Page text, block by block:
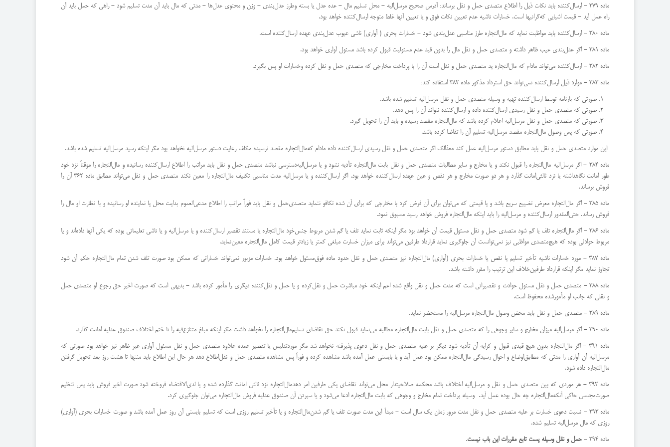
ماده 379 - ارسال‌كننده باید نكات ذیل را اطلاع متصدی حمل و نقل برساند: آدرس صحیح مرسل‌الیه - محل تسلیم مال - عده عدل یا بسته و‌طرز عدل‌بندی - وزن و محتوی عدل‌ها - مدتی كه مال باید آن مدت تسلیم شود - راهی كه حمل باید آن
راه عمل آید - قیمت اشیایی كه‌گرانبها است. ‌خسارات ناشیه عدم تعیین نكات فوق و یا تعیین آنها غلط متوجه ارسال‌كننده خواهد بود.
ماده 380 - ارسال‌كننده باید مواظبت نماید كه مال‌التجاره طرز مناسبی عدل‌بندی شود - خسارات بحری (‌ آواری) ناشی عیوب عدل‌بندی ‌عهده ارسال‌كننده است.
ماده 381 - اگر عدل‌بندی عیب ظاهر داشته و متصدی حمل و نقل مال را بدون قید عدم مسئولیت قبول كرده باشد مسئول آواری خواهد بود.
ماده 382 - ارسال‌كننده می‌تواند مادام كه مال‌التجاره ید متصدی حمل و نقل است آن را با پرداخت مخارجی كه متصدی حمل و نقل كرده و‌خسارات او پس بگیرد.
ماده 383 - موارد ذیل ارسال‌كننده نمی‌تواند حق استرداد مذكور ماده 382 استفاده كند:
صورتی كه بارنامه توسط ارسال‌كننده تهیه و وسیله متصدی حمل و نقل مرسل‌الیه تسلیم شده باشد.
صورتی كه متصدی حمل و نقل رسیدی ارسال‌كننده داده و ارسال‌كننده نتواند آن را پس دهد.
صورتی كه متصدی حمل و نقل مرسل‌الیه اعلام كرده باشد كه مال‌التجاره مقصد رسیده و باید آن را تحویل گیرد.
صورتی كه پس وصول مال‌التجاره مقصد مرسل‌الیه تسلیم آن را تقاضا كرده باشد.
‌ این موارد متصدی حمل و نقل باید مطابق دستور مرسل‌الیه عمل كند معذالك اگر متصدی حمل و نقل رسیدی ارسال‌كننده داده مادام كه‌مال‌التجاره مقصد نرسیده مكلف رعایت دستور مرسل‌الیه نخواهد بود مگر اینكه رسید مرسل‌الیه تسلیم شده باشد.
ماده 384 - اگر مرسل‌الیه مال‌التجاره را قبول نكند و یا مخارج و سایر مطالبات متصدی حمل و نقل بابت مال‌التجاره تأدیه نشود و یا مرسل‌الیه‌دسترسی نباشد متصدی حمل و نقل باید مراتب را اطلاع ارسال‌كننده رسانیده و مال‌التجاره را موقتاً نزد خود
طور امانت نگاهداشته یا نزد ثالثی‌امانت گذارد و هر دو صورت مخارج و هر نقص و عین عهده ارسال‌كننده خواهد بود. ‌اگر ارسال‌كننده و یا مرسل‌الیه مدت مناسبی تكلیف مال‌التجاره را معین نكند متصدی حمل و نقل می‌تواند مطابق ماده 362 آن را
فروش برساند.
ماده 385 - اگر مال‌التجاره معرض تضییع سریع باشد و یا قیمتی كه می‌توان برای آن فرض كرد با مخارجی كه برای آن شده تكافو ننماید متصدی‌حمل و نقل باید فوراً مراتب را اطلاع مدعی‌العموم بدایت محل یا نماینده او رسانیده و با نظارت او مال را
فروش رساند. ‌حتی‌المقدور ارسال‌كننده و مرسل‌الیه را باید اینكه مال‌التجاره فروش خواهد رسید مسبوق نمود.
ماده 386 - اگر مال‌التجاره تلف یا گم شود متصدی حمل و نقل مسئول قیمت آن خواهد بود مگر اینكه ثابت نماید تلف یا گم شدن مربوط جنس‌خود مال‌التجاره یا مستند تقصیر ارسال‌كننده و یا مرسل‌الیه و یا ناشی تعلیماتی بوده كه یكی آنها داده‌اند و یا
مربوط حوادثی بوده كه هیچ‌متصدی مواظبی نیز نمی‌توانست آن جلوگیری نماید قرارداد طرفین می‌تواند برای میزان خسارت مبلغی كمتر یا زیادتر قیمت كامل مال‌التجاره معین‌نماید.
ماده 387 - مورد خسارات ناشیه تأخیر تسلیم یا نقص یا خسارات بحری (‌آواری) مال‌التجاره نیز متصدی حمل و نقل حدود ماده فوق‌مسئول خواهد بود. ‌خسارات مزبور نمی‌تواند خساراتی كه ممكن بود صورت تلف شدن تمام مال‌التجاره حكم آن شود
تجاوز نماید مگر اینكه قرارداد طرفین‌خلاف این ترتیب را مقرر داشته باشد.
ماده 388 - متصدی حمل و نقل مسئول حوادث و تقصیراتی است كه مدت حمل و نقل واقع شده اعم اینكه خود مباشرت حمل و نقل‌كرده و یا حمل و نقل‌كننده دیگری را مأمور كرده باشد - بدیهی است كه صورت اخیر حق رجوع او متصدی حمل
و نقلی كه جانب او مأمور‌شده محفوظ است.
ماده 389 - متصدی حمل و نقل باید محض وصول مال‌التجاره مرسل‌الیه را مستحضر نماید.
ماده 390 - اگر مرسل‌الیه میزان مخارج و سایر وجوهی را كه متصدی حمل و نقل بابت مال‌التجاره مطالبه می‌نماید قبول نكند حق تقاضای تسلیم‌مال‌التجاره را نخواهد داشت مگر اینكه مبلغ متنازع‌فیه را تا ختم اختلاف صندوق عدلیه امانت گذارد.
ماده 391 - اگر مال‌التجاره بدون هیچ قیدی قبول و كرایه آن تأدیه شود دیگر بر علیه متصدی حمل و نقل دعوی پذیرفته نخواهد شد مگر مورد‌تدلیس یا تقصیر عمده علاوه متصدی حمل و نقل مسئول آواری غیر ظاهر نیز خواهد بود صورتی كه
مرسل‌الیه آن آواری را مدتی كه مطابق‌اوضاع و احوال رسیدگی مال‌التجاره ممكن بود عمل آید و یا بایستی عمل آمده باشد مشاهده كرده و فوراً پس مشاهده متصدی حمل و نقل‌اطلاع دهد هر حال این اطلاع باید منتها تا هشت روز بعد تحویل گرفتن
مال‌التجاره داده شود.
ماده 392 - هر موردی كه بین متصدی حمل و نقل و مرسل‌الیه اختلاف باشد محكمه صلاحیتدار محل می‌تواند تقاضای یكی طرفین امر دهد‌مال‌التجاره نزد ثالثی امانت گذارده شده و یا لدی‌الاقتضاء فروخته شود صورت اخیر فروش باید پس تنظیم
صورت‌مجلسی حاكی آنكه‌مال‌التجاره چه حال بوده عمل آید. ‌ وسیله پرداخت تمام مخارج و وجوهی كه بابت مال‌التجاره ادعا می‌شود و یا سپردن آن صندوق عدلیه فروش مال‌التجاره می‌توان جلوگیری كرد.
ماده 393 - نسبت دعوی خسارت بر علیه متصدی حمل و نقل مدت مرور زمان یك سال است - مبدأ این مدت صورت تلف یا گم شدن‌مال‌التجاره و یا تأخیر تسلیم روزی است كه تسلیم بایستی آن روز عمل آمده باشد و صورت خسارات بحری (‌آواری)
روزی كه مال ‌مرسل‌الیه تسلیم شده.
ماده 394 - حمل و نقل وسیله پست تابع مقررات این باب نیست.